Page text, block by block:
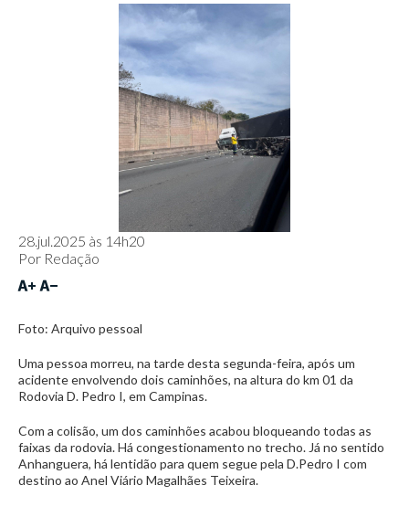
28.jul.2025 às 14h20
Por Redação
Foto: Arquivo pessoal
Uma pessoa morreu, na tarde desta segunda-feira, após um
acidente envolvendo dois caminhões, na altura do km 01 da
Rodovia D. Pedro I, em Campinas.
Com a colisão, um dos caminhões acabou bloqueando todas as
faixas da rodovia. Há congestionamento no trecho. Já no sentido
Anhanguera, há lentidão para quem segue pela D.Pedro I com
destino ao Anel Viário Magalhães Teixeira.